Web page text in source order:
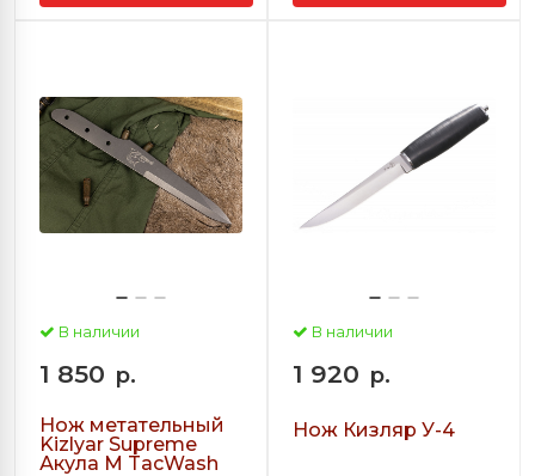
В наличии
1 850 р.
Нож метательный
Kizlyar Supreme
Акула М TacWash
В наличии
1 920 р.
Нож Кизляр У-4